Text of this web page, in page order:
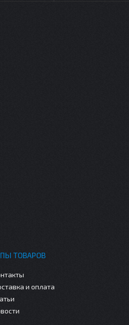
ТОВАРОВ
и оплата